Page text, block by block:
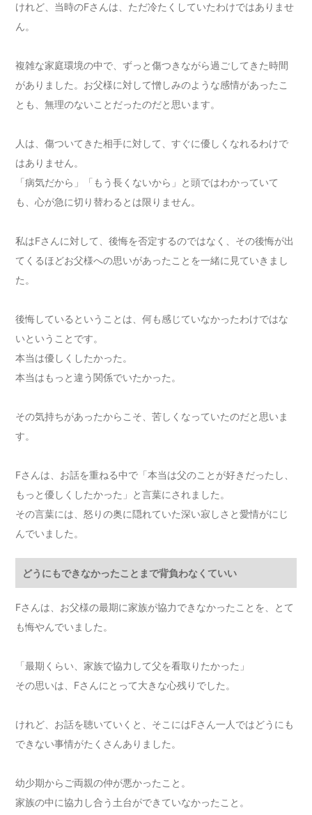
けれど、当時のFさんは、ただ冷たくしていたわけではありませ
ん。
複雑な家庭環境の中で、ずっと傷つきながら過ごしてきた時間
がありました。お父様に対して憎しみのような感情があったこ
とも、無理のないことだったのだと思います。
人は、傷ついてきた相手に対して、すぐに優しくなれるわけで
はありません。
「病気だから」「もう長くないから」と頭ではわかっていて
も、心が急に切り替わるとは限りません。
私はFさんに対して、後悔を否定するのではなく、その後悔が出
てくるほどお父様への思いがあったことを一緒に見ていきまし
た。
後悔しているということは、何も感じていなかったわけではな
いということです。
本当は優しくしたかった。
本当はもっと違う関係でいたかった。
その気持ちがあったからこそ、苦しくなっていたのだと思いま
す。
Fさんは、お話を重ねる中で「本当は父のことが好きだったし、
もっと優しくしたかった」と言葉にされました。
その言葉には、怒りの奥に隠れていた深い寂しさと愛情がにじ
んでいました。
どうにもできなかったことまで背負わなくていい
Fさんは、お父様の最期に家族が協力できなかったことを、とて
も悔やんでいました。
「最期くらい、家族で協力して父を看取りたかった」
その思いは、Fさんにとって大きな心残りでした。
けれど、お話を聴いていくと、そこにはFさん一人ではどうにも
できない事情がたくさんありました。
幼少期からご両親の仲が悪かったこと。
家族の中に協力し合う土台ができていなかったこと。